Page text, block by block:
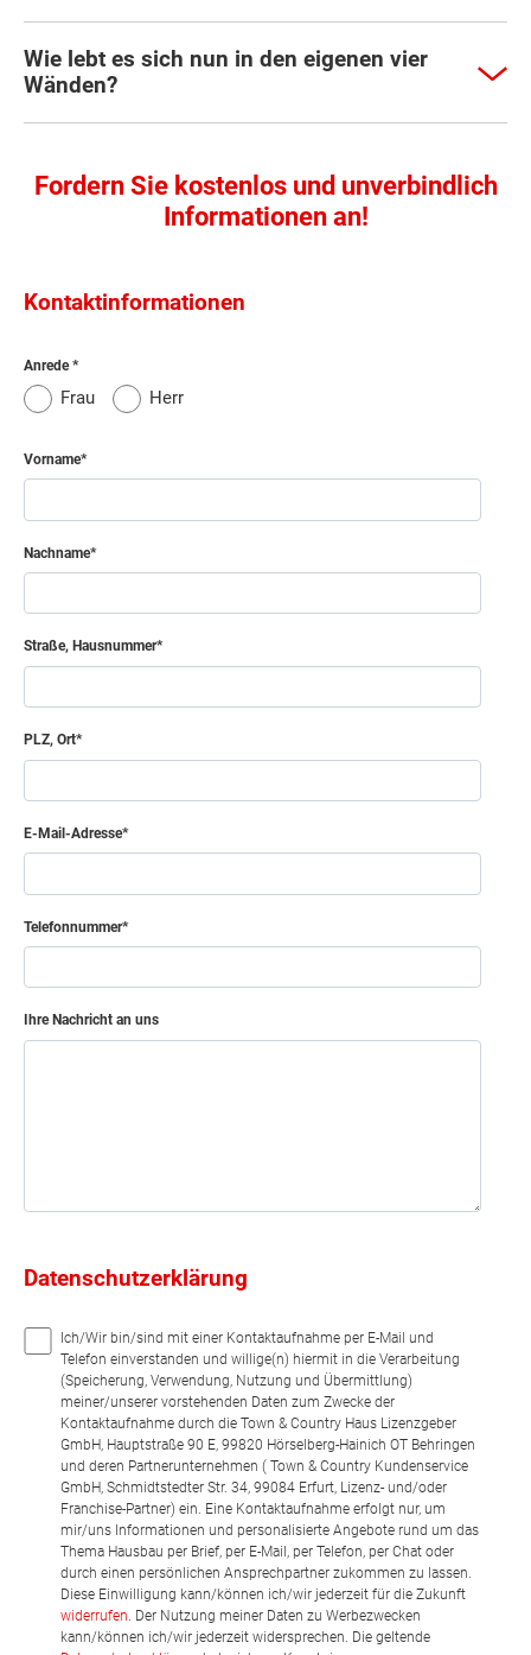
Wie lebt es sich nun in den eigenen vier
Wänden?
Fordern Sie kostenlos und unverbindlich
Informationen an!
Kontaktinformationen
Anrede
Frau Herr
Vorname
Nachname
Straße, Hausnummer
PLZ, Ort
E-Mail-Adresse
Telefonnummer
Ihre Nachricht an uns
Datenschutzerklärung
Ich/Wir bin/sind mit einer Kontaktaufnahme per E-Mail und
Telefon einverstanden und willige(n) hiermit in die Verarbeitung
(Speicherung, Verwendung, Nutzung und Übermittlung)
meiner/unserer vorstehenden Daten zum Zwecke der
Kontaktaufnahme durch die Town & Country Haus Lizenzgeber
GmbH, Hauptstraße 90 E, 99820 Hörselberg-Hainich OT Behringen
und deren Partnerunternehmen ( Town & Country Kundenservice
GmbH, Schmidtstedter Str. 34, 99084 Erfurt, Lizenz- und/oder
Franchise-Partner) ein. Eine Kontaktaufnahme erfolgt nur, um
mir/uns Informationen und personalisierte Angebote rund um das
Thema Hausbau per Brief, per E-Mail, per Telefon, per Chat oder
durch einen persönlichen Ansprechpartner zukommen zu lassen.
Diese Einwilligung kann/können ich/wir jederzeit für die Zukunft
widerrufen. Der Nutzung meiner Daten zu Werbezwecken
kann/können ich/wir jederzeit widersprechen. Die geltende